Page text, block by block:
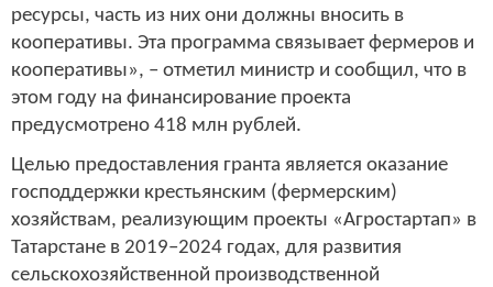
ресурсы, часть из них они должны вносить в
кооперативы. Эта программа связывает фермеров и
кооперативы», – отметил министр и сообщил, что в
этом году на финансирование проекта
предусмотрено 418 млн рублей.
Целью предоставления гранта является оказание
господдержки крестьянским (фермерским)
хозяйствам, реализующим проекты «Агростартап» в
Татарстане в 2019–2024 годах, для развития
сельскохозяйственной производственной